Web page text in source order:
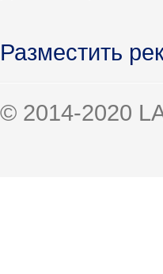
Разместить
© 2014-2020